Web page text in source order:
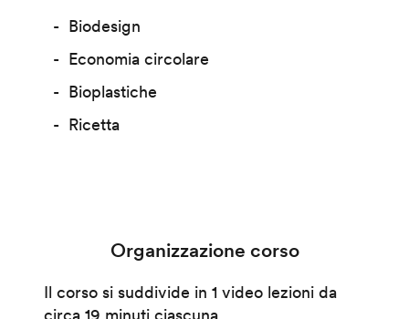
Biodesign
Economia circolare
Bioplastiche
Ricetta
Organizzazione corso
Il corso si suddivide in 1 video lezioni da
circa 19 minuti ciascuna